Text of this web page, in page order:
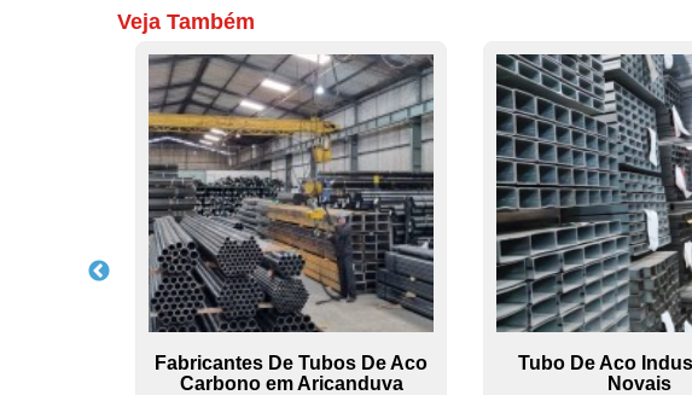
Veja Também
Fabricantes De Tubos De Aco
Carbono em Aricanduva
Tubo De Aco
Novais